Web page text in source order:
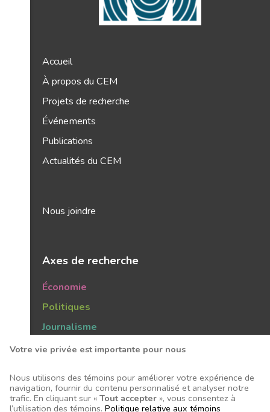
Accueil
À propos du CEM
Projets de recherche
Événements
Publications
Actualités du CEM
Nous joindre
Axes de recherche
Économie
Politiques
Journalisme
Publics
Votre vie privée est importante pour nous
Nous utilisons des témoins pour améliorer votre expérience de
navigation, fournir du contenu personnalisé et analyser notre
trafic. En cliquant sur « Tout accepter », vous consentez à
l’utilisation des témoins. Politique relative aux témoins